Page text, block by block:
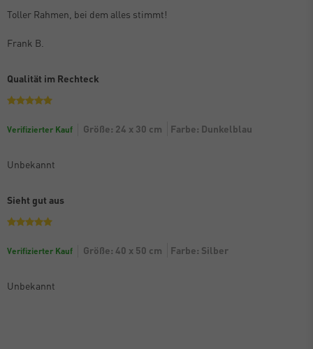
Toller Rahmen, bei dem alles stimmt!
Frank B.
Qualität im Rechteck
Verifizierter Kauf Größe: 24 x 30 cm Farbe: Dunkelblau
Unbekannt
Sieht gut aus
Verifizierter Kauf Größe: 40 x 50 cm Farbe: Silber
Unbekannt